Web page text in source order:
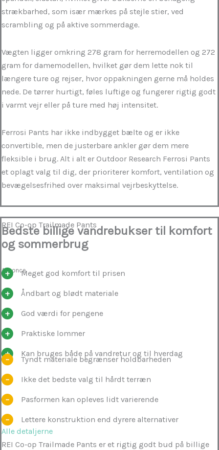
strækbarhed, som især mærkes på stejle stier, ved
scrambling og på aktive sommerdage.
Vægten ligger omkring 278 gram for herremodellen og 272
gram for damemodellen, hvilket gør dem lette nok til
længere ture og rejser, hvor oppakningen gerne må holdes
nede. De tørrer hurtigt, føles luftige og fungerer rigtig godt
i varmt vejr eller på ture med høj intensitet.
Ferrosi Pants har ikke indbygget bælte og er ikke
convertible, men de justerbare ankler gør dem mere
fleksible i brug. Alt i alt er Outdoor Research Ferrosi Pants
et oplagt valg til dig, der prioriterer komfort, ventilation og
bevægelsesfrihed over maksimal vejrbeskyttelse.
REI Co-op Trailmade Pants
Bedste billige vandrebukser til komfort
og sommerbrug
AnnonceMeget god komfort til prisen
Åndbart og blødt materiale
God værdi for pengene
Praktiske lommer
Kan bruges både på vandretur og til hverdag
Tyndt materiale begrænser holdbarheden
Ikke det bedste valg til hårdt terræn
Pasformen kan opleves lidt varierende
Lettere konstruktion end dyrere alternativer
Alle detaljerne
REI Co-op Trailmade Pants er et rigtig godt bud på billige